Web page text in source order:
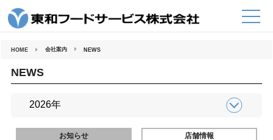
HOME 会社案内 NEWS
NEWS
お知らせ 店舗情報